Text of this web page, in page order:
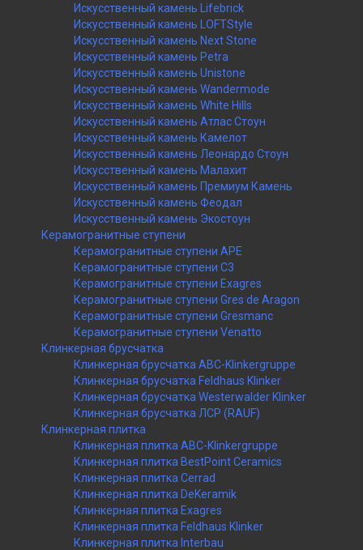
Искусственный камень Lifebrick
Искусственный камень LOFTStyle
Искусственный камень Next Stone
Искусственный камень Petra
Искусственный камень Unistone
Искусственный камень Wandermode
Искусственный камень White Hills
Искусственный камень Атлас Стоун
Искусственный камень Камелот
Искусственный камень Леонардо Стоун
Искусственный камень Малахит
Искусственный камень Премиум Камень
Искусственный камень Феодал
Искусственный камень Экостоун
Керамогранитные ступени
Керамогранитные ступени APE
Керамогранитные ступени C3
Керамогранитные ступени Exagres
Керамогранитные ступени Gres de Aragon
Керамогранитные ступени Gresmanc
Керамогранитные ступени Venatto
Клинкерная брусчатка
Клинкерная брусчатка ABC-Klinkergruppe
Клинкерная брусчатка Feldhaus Klinker
Клинкерная брусчатка Westerwalder Klinker
Клинкерная брусчатка ЛСР (RAUF)
Клинкерная плитка
Клинкерная плитка ABC-Klinkergruppe
Клинкерная плитка BestPoint Ceramics
Клинкерная плитка Cerrad
Клинкерная плитка DeKeramik
Клинкерная плитка Exagres
Клинкерная плитка Feldhaus Klinker
Клинкерная плитка Interbau